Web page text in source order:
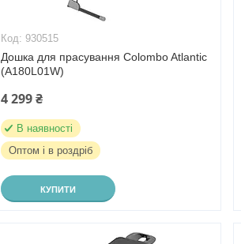
930515
Дошка для прасування Colombo Atlantic
(A180L01W)
4 299 ₴
В наявності
Оптом і в роздріб
КУПИТИ